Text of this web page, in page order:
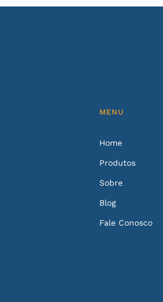
MENU
Home
Produtos
Sobre
Blog
Fale Conosco